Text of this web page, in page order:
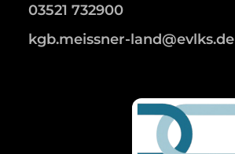
03521 732900
kgb.meissner-land@evlks.de